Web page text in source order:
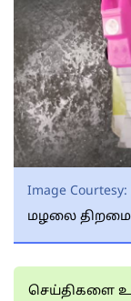
Image Courtesy:
மழலை
செய்திகளை